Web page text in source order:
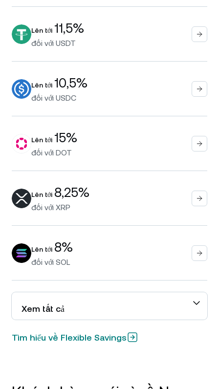
Lên tới 11,5%
đối với USDT
Lên tới 10,5%
đối với USDC
Lên tới 15%
đối với DOT
Lên tới 8,25%
đối với XRP
Lên tới 8%
đối với SOL
Xem tất cả
Tìm hiểu về Flexible Savings